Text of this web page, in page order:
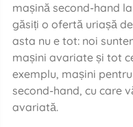
mașină second-hand
găsiți o ofertă uriașă
asta nu e tot: noi
mașini avariate și tot
exemplu, mașini
second-hand, cu care
avariată.